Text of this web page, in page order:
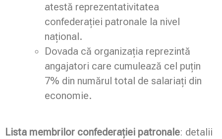
atestă reprezentativitatea
confederației patronale la nivel
național.
Dovada că organizația reprezintă
angajatori care cumulează cel puțin
7% din numărul total de salariați din
economie.
Lista membrilor confederației patronale: detalii